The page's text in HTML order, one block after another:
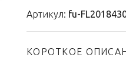
Артикул: fu-
КОРОТКОЕ